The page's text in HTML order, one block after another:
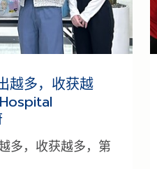
越多，收获越
多，收获越多，第